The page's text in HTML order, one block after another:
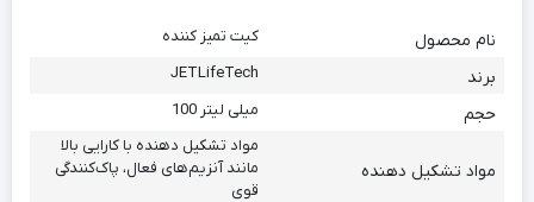
نام محصول کیت تمیز کننده
برند JETLifeTech
حجم میلی لیتر 100
مواد تشکیل دهنده
مواد تشکیل دهنده با کارایی بالا
مانند آنزیم‌های فعال، پاک‌کنندگی
قوی